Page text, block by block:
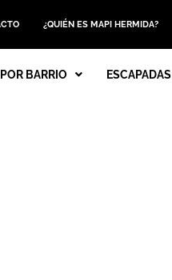
¿QUIÉN ES MAPI HERMIDA?
POR BARRIO ESCAPADAS